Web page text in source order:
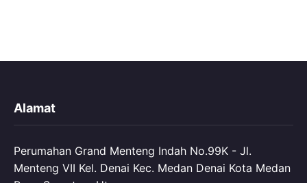
Alamat
Perumahan Grand Menteng Indah No.99K - Jl.
Menteng VII Kel. Denai Kec. Medan Denai Kota Medan